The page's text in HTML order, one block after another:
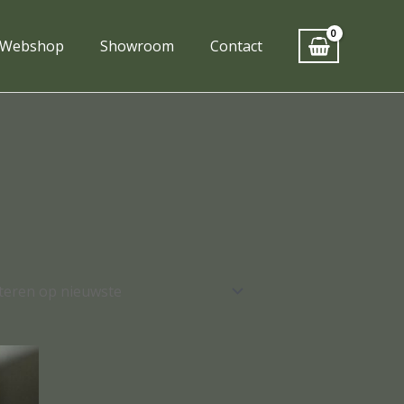
Webshop Showroom Contact